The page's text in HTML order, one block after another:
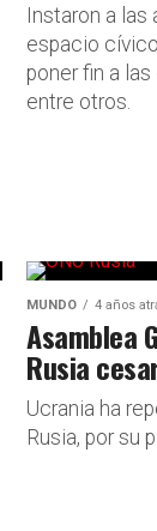
Instaron a
espacio
poner fin a
entre otros.
MUNDO 4 años
Asamblea
Rusia
Ucrania ha
Rusia, por su